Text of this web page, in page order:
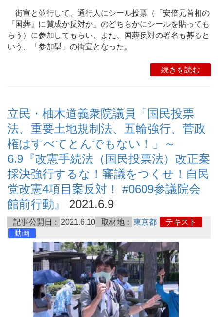
街宣と並行して、通行人にシール投票（「安倍元首相の
『国葬』に賛成か反対か」のどちらかにシールを貼っても
らう）に参加してもらい、また、国葬反対の署名も募ると
いう、「参加型」の街宣となった。
続きを読む
立民・柚木道義衆院議員「国民投票
法、重要土地規制法、五輪強行、菅政
権はすべてとんでもない！」～
6.9『改憲手続法（国民投票法）改正案
採決強行するな！審議をつくせ！自民
党改憲4項目案反対！ #0609参議院会
館前行動』
2021.6.9
記事公開日： 2021.6.10 取材地： 東京都
テキスト
動画